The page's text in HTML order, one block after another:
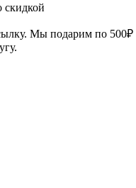
скидкой
Мы подарим по 500₽